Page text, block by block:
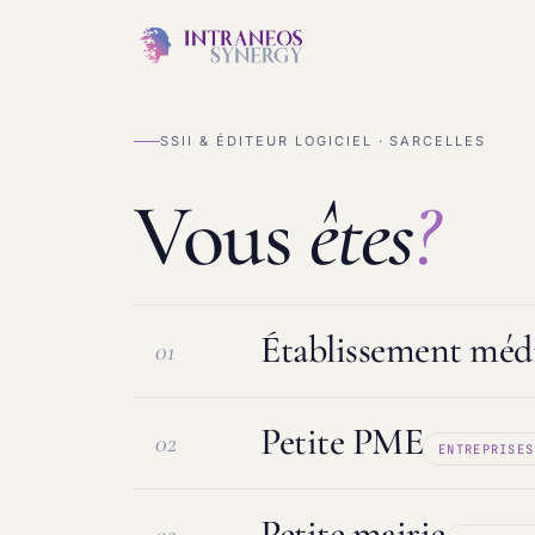
SSII & ÉDITEUR LOGICIEL · SARCELLES
Vousêtes?
01 Établissement
Logiciel ESMS & DUI Protection
02 Petite PME